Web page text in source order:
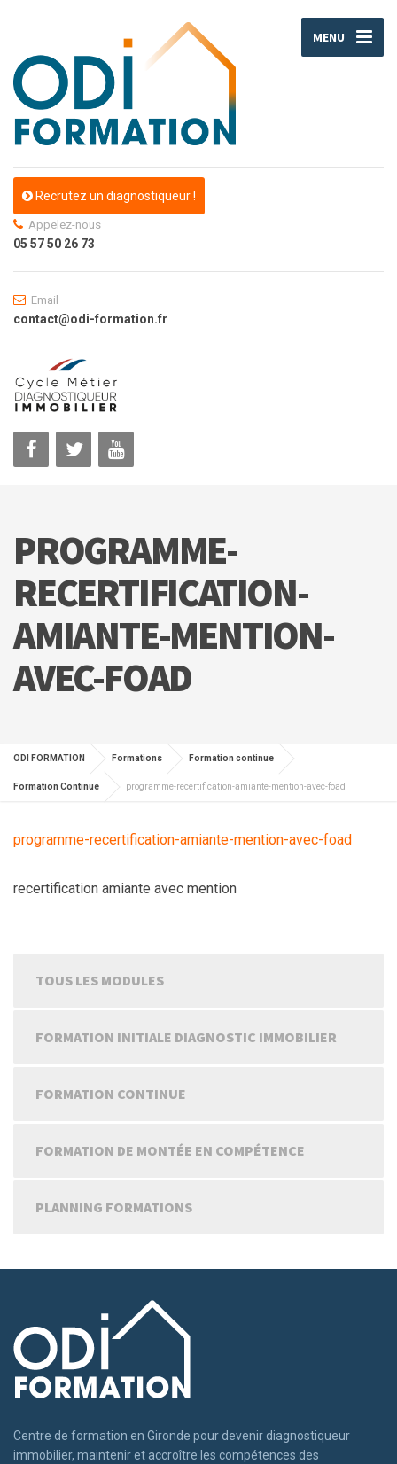
MENU
Recrutez un diagnostiqueur !
Appelez-nous
05 57 50 26 73
Email
contact@odi-formation.fr
PROGRAMME-
RECERTIFICATION-
AMIANTE-MENTION-
AVEC-FOAD
ODI FORMATION Formations Formation continue
Formation Continue programme-recertification-amiante-mention-avec-foad
programme-recertification-amiante-mention-avec-foad
recertification amiante avec mention
TOUS LES MODULES
FORMATION INITIALE DIAGNOSTIC IMMOBILIER
FORMATION CONTINUE
FORMATION DE MONTÉE EN COMPÉTENCE
PLANNING FORMATIONS
Centre de formation en Gironde pour devenir diagnostiqueur
immobilier, maintenir et accroître les compétences des